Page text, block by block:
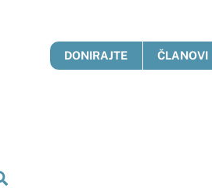
DONIRAJTE ČLANOVI